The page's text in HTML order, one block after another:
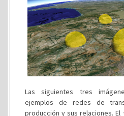
Las siguientes tres
ejemplos de redes de
producción y sus relaciones.